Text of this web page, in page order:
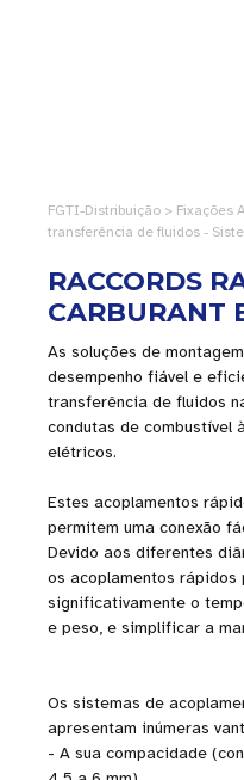
FGTI-Distribuição > Fixações
transferência de fluidos -
RACCORDS
CARBURANT
As soluções de
desempenho fiável e
transferência de fluidos
condutas de combustível
elétricos.
Estes acoplamentos
permitem uma conexão
Devido aos diferentes
os acoplamentos rápidos
significativamente o
e peso, e simplificar a
Os sistemas de
apresentam inúmeras
- A sua compacidade